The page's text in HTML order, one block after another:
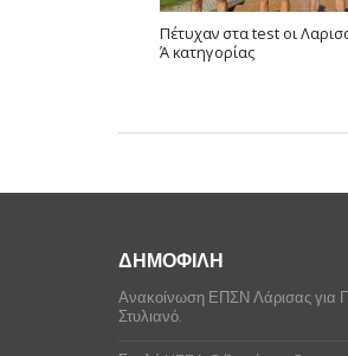
Πέτυχαν στα test οι
Ά κατηγορίας
ΔΗΜΟΦΙΛΗ
Ανακοίνωση ΕΠΣΝ Λάρισας για
Στυλιανό.